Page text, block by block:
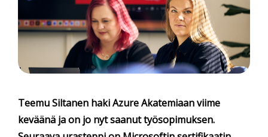
Teemu Siltanen haki Azure Akatemiaan viime
keväänä ja on jo nyt saanut työsopimuksen.